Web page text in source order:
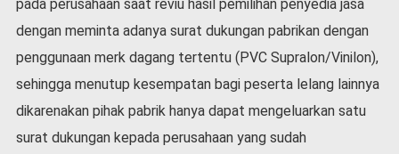
pada perusahaan saat reviu hasil pemilihan penyedia jasa
dengan meminta adanya surat dukungan pabrikan dengan
penggunaan merk dagang tertentu (PVC Supralon/Vinilon),
sehingga menutup kesempatan bagi peserta lelang lainnya
dikarenakan pihak pabrik hanya dapat mengeluarkan satu
surat dukungan kepada perusahaan yang sudah